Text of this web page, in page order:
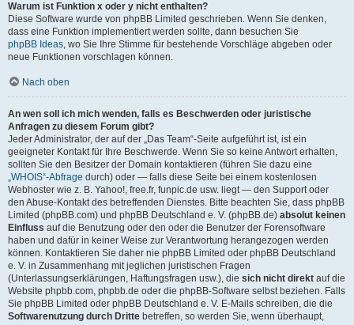
Warum ist Funktion x oder y nicht enthalten?
Diese Software wurde von phpBB Limited geschrieben. Wenn Sie denken,
dass eine Funktion implementiert werden sollte, dann besuchen Sie
phpBB Ideas, wo Sie Ihre Stimme für bestehende Vorschläge abgeben oder
neue Funktionen vorschlagen können.
Nach oben
An wen soll ich mich wenden, falls es Beschwerden oder juristische
Anfragen zu diesem Forum gibt?
Jeder Administrator, der auf der „Das Team“-Seite aufgeführt ist, ist ein
geeigneter Kontakt für Ihre Beschwerde. Wenn Sie so keine Antwort erhalten,
sollten Sie den Besitzer der Domain kontaktieren (führen Sie dazu eine
„WHOIS“-Abfrage durch) oder — falls diese Seite bei einem kostenlosen
Webhoster wie z. B. Yahoo!, free.fr, funpic.de usw. liegt — den Support oder
den Abuse-Kontakt des betreffenden Dienstes. Bitte beachten Sie, dass phpBB
Limited (phpBB.com) und phpBB Deutschland e. V. (phpBB.de) absolut keinen
Einfluss auf die Benutzung oder den oder die Benutzer der Forensoftware
haben und dafür in keiner Weise zur Verantwortung herangezogen werden
können. Kontaktieren Sie daher nie phpBB Limited oder phpBB Deutschland
e. V. in Zusammenhang mit jeglichen juristischen Fragen
(Unterlassungserklärungen, Haftungsfragen usw.), die sich nicht direkt auf die
Website phpbb.com, phpbb.de oder die phpBB-Software selbst beziehen. Falls
Sie phpBB Limited oder phpBB Deutschland e. V. E-Mails schreiben, die die
Softwarenutzung durch Dritte betreffen, so werden Sie, wenn überhaupt,